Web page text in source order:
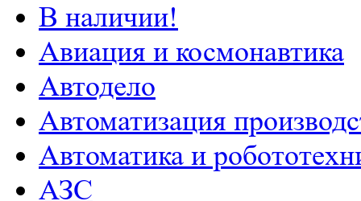
В наличии!
Авиация и космонавтика
Автодело
Автоматизация
Автоматика и
АЗС